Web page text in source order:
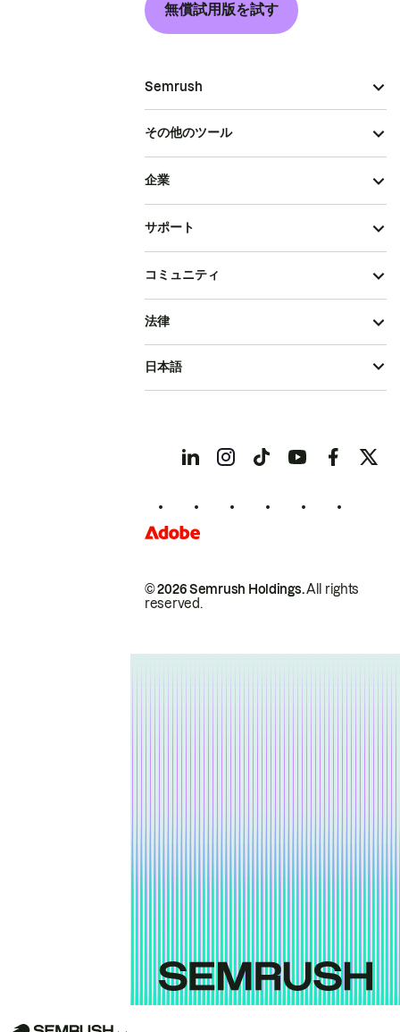
無償試用版を試す
Semrush
その他のツール
企業
サポート
コミュニティ
© 2026 Semrush Holdings.All rights
reserved.
法律
日本語